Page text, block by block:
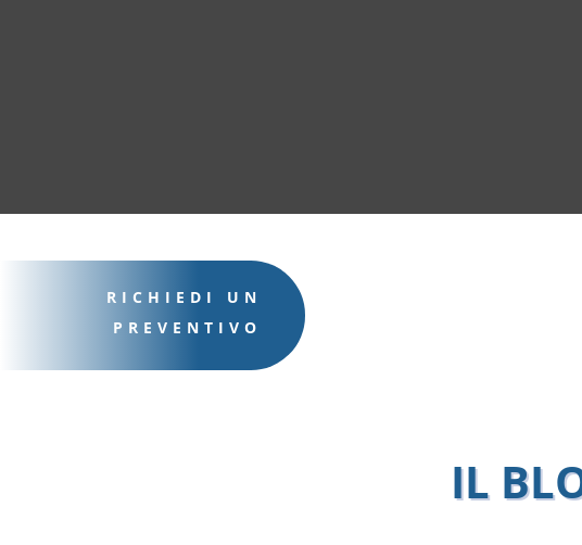
RICHIEDI UN
PREVENTIVO
IL